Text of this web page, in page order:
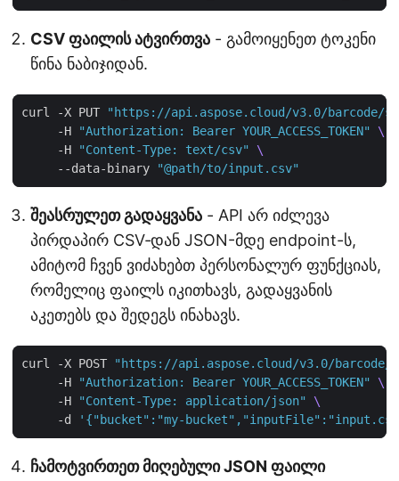
CSV ფაილის ატვირთვა - გამოიყენეთ ტოკენი
წინა ნაბიჯიდან.
curl -X PUT
"https://api.aspose.cloud/v3.0/
     -H
"Authorization: Bearer YOUR_ACCESS_TOKEN"
     -H
"Content-Type: text/csv"
     --data-binary
"@path/to/input.csv"
შეასრულეთ გადაყვანა - API არ იძლევა
პირდაპირ CSV‑დან JSON-მდე endpoint-ს,
ამიტომ ჩვენ ვიძახებთ პერსონალურ ფუნქციას,
რომელიც ფაილს იკითხავს, გადაყვანის
აკეთებს და შედეგს ინახავს.
curl -X POST
"https://api.aspose.cloud/v3.0/barcode/
     -H
"Authorization: Bearer YOUR_ACCESS_TOKEN"
     -H
"Content-Type: application/json"
     -d
'{"bucket":"my-
ჩამოტვირთეთ მიღებული JSON ფაილი